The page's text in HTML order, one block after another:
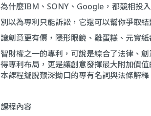
為什麼IBM、SONY、Google，都競相投
別以為專利只能訴訟，它還可以幫你爭取
讓創意更有價，隱形眼鏡、雞蛋糕、元寶紙
智財權之一的專利，可說是綜合了法律、
得專利布局，更是讓創意發揮最大附加價值
本課程擺脫艱深拗口的專有名詞與法條解
課程內容